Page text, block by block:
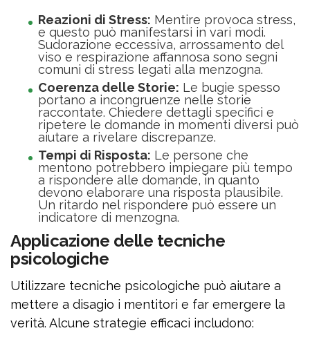
Reazioni di Stress: Mentire provoca stress,
e questo può manifestarsi in vari modi.
Sudorazione eccessiva, arrossamento del
viso e respirazione affannosa sono segni
comuni di stress legati alla menzogna.
Coerenza delle Storie: Le bugie spesso
portano a incongruenze nelle storie
raccontate. Chiedere dettagli specifici e
ripetere le domande in momenti diversi può
aiutare a rivelare discrepanze.
Tempi di Risposta: Le persone che
mentono potrebbero impiegare più tempo
a rispondere alle domande, in quanto
devono elaborare una risposta plausibile.
Un ritardo nel rispondere può essere un
indicatore di menzogna.
Applicazione delle tecniche
psicologiche
Utilizzare tecniche psicologiche può aiutare a
mettere a disagio i mentitori e far emergere la
verità. Alcune strategie efficaci includono: